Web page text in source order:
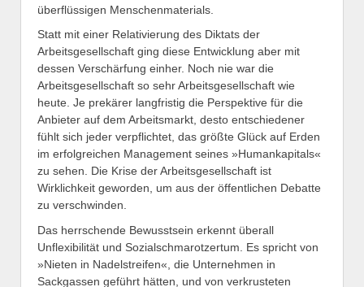
überflüssigen Menschenmaterials.
Statt mit einer Relativierung des Diktats der
Arbeitsgesellschaft ging diese Entwicklung aber mit
dessen Verschärfung einher. Noch nie war die
Arbeitsgesellschaft so sehr Arbeitsgesellschaft wie
heute. Je prekärer langfristig die Perspektive für die
Anbieter auf dem Arbeitsmarkt, desto entschiedener
fühlt sich jeder verpflichtet, das größte Glück auf Erden
im erfolgreichen Management seines »Humankapitals«
zu sehen. Die Krise der Arbeitsgesellschaft ist
Wirklichkeit geworden, um aus der öffentlichen Debatte
zu verschwinden.
Das herrschende Bewusstsein erkennt überall
Unflexibilität und Sozialschmarotzertum. Es spricht von
»Nieten in Nadelstreifen«, die Unternehmen in
Sackgassen geführt hätten, und von verkrusteten